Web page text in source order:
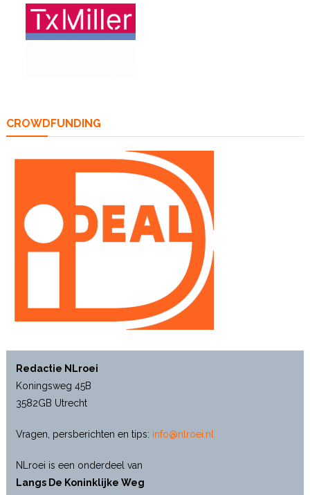
CROWDFUNDING
Redactie NLroei
Koningsweg 45B
3582GB Utrecht
Vragen, persberichten en tips: info@nlroei.nl
NLroei is een onderdeel van
Langs De Koninklijke Weg